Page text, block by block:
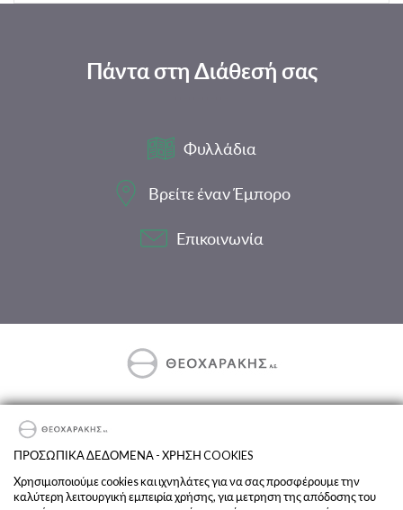
Πάντα στη Διάθεσή σας
Φυλλάδια
Βρείτε έναν Έμπορο
Επικοινωνία
Όροι και Προϋποθέσεις
Προσωπικά Δεδομένα
ΠΡΟΣΩΠΙΚΑ ΔΕΔΟΜΕΝΑ - ΧΡΗΣΗ COOKIES
Χρησιμοποιούμε cookies και ιχνηλάτες για να σας προσφέρουμε την
καλύτερη λειτουργική εμπειρία χρήσης, για μετρηση της απόδοσης του